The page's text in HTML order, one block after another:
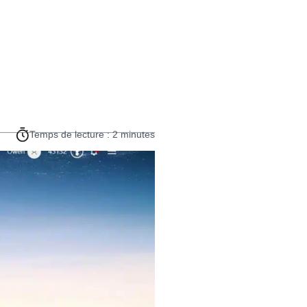
Temps de lecture : 2 minutes